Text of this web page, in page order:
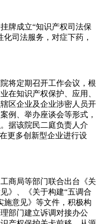
牌成立“知识产权司法保
司法服务，对症下药，
将定期召开工作会议，根
在知识产权保护、应用、
区企业及企业涉密人员开
例、举办座谈会等形式，
据该院民二庭负责人介
更多创新型企业进行设
商局等部门联合出台《关
》、《关于构建“五调合
施意见》等文件，积极构
部门建立诉调对接办公